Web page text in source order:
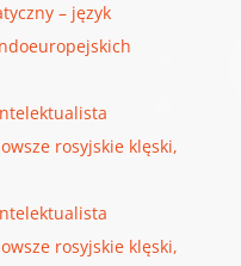
– język
rosyjskie klęski,
rosyjskie klęski,